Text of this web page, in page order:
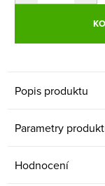
Popis produktu
Parametry
Hodnocení